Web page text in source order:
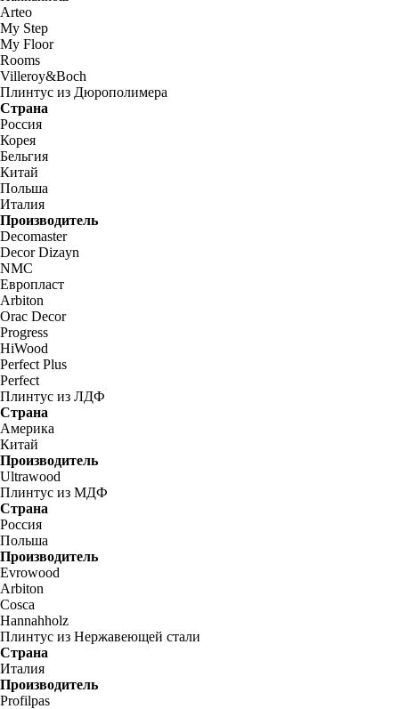
Arteo
My Step
My Floor
Rooms
Villeroy&Boch
Плинтус из Дюрополимера
Страна
Россия
Корея
Бельгия
Китай
Польша
Италия
Производитель
Decomaster
Decor Dizayn
NMC
Европласт
Arbiton
Orac Decor
Progress
HiWood
Perfect Plus
Perfect
Плинтус из ЛДФ
Страна
Америка
Китай
Производитель
Ultrawood
Плинтус из МДФ
Страна
Россия
Польша
Производитель
Evrowood
Arbiton
Cosca
Hannahholz
Плинтус из Нержавеющей стали
Страна
Италия
Производитель
Profilpas